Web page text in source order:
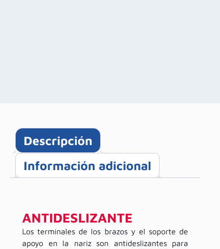
Descripción
Información adicional
ANTIDESLIZANTE
Los terminales de los brazos y el soporte de
apoyo en la nariz son antideslizantes para